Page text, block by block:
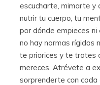
escucharte, mimarte y
nutrir tu cuerpo, tu
por dónde empieces
no hay normas rígidas
te priorices y te trates
mereces. Atrévete a
sorprenderte con cada